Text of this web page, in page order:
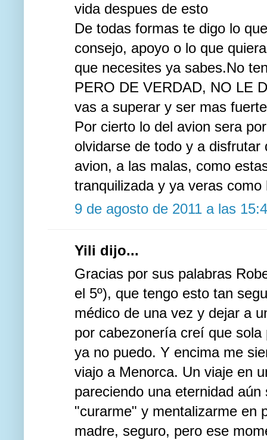
vida despues de esto
De todas formas te digo lo
consejo, apoyo o lo que
que necesites ya sabes.No
PERO DE VERDAD, NO LE
vas a superar y ser mas
Por cierto lo del avion sera
olvidarse de todo y a
avion, a las malas, como
tranquilizada y ya veras
9 de agosto de 2011 a las
Yili dijo...
Gracias por sus palabras
el 5º), que tengo esto tan
médico de una vez y dejar a
por cabezonería creí que
ya no puedo. Y encima me
viajo a Menorca. Un viaje en
pareciendo una eternidad
"curarme" y mentalizarme en
madre, seguro, pero ese